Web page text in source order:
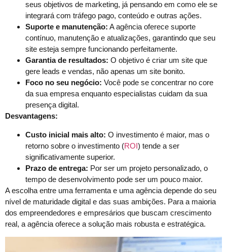
seus objetivos de marketing, já pensando em como ele se
integrará com tráfego pago, conteúdo e outras ações.
Suporte e manutenção: A agência oferece suporte
contínuo, manutenção e atualizações, garantindo que seu
site esteja sempre funcionando perfeitamente.
Garantia de resultados: O objetivo é criar um site que
gere leads e vendas, não apenas um site bonito.
Foco no seu negócio: Você pode se concentrar no core
da sua empresa enquanto especialistas cuidam da sua
presença digital.
Desvantagens:
Custo inicial mais alto: O investimento é maior, mas o
retorno sobre o investimento (ROI) tende a ser
significativamente superior.
Prazo de entrega: Por ser um projeto personalizado, o
tempo de desenvolvimento pode ser um pouco maior.
A escolha entre uma ferramenta e uma agência depende do seu
nível de maturidade digital e das suas ambições. Para a maioria
dos empreendedores e empresários que buscam crescimento
real, a agência oferece a solução mais robusta e estratégica.